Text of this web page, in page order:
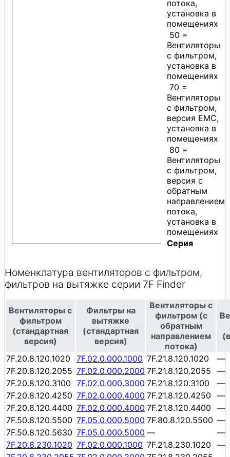
потока,
установка в
помещениях
50 =
Вентиляторы
с фильтром,
установка в
помещениях
70 =
Вентиляторы
с фильтром,
версия EMC,
установка в
помещениях
80 =
Вентиляторы
с фильтром,
версия с
обратным
направлением
потока,
установка в
помещениях
Серия
Номенклатура вентиляторов с фильтром,
фильтров на вытяжке серии 7F Finder
Вентиляторы с
фильтром
(стандартная
версия)
Фильтры на
вытяжке
(стандартная
версия)
Вентиляторы с
фильтром (с
обратным
направлением
потока)
7F.20.8.120.1020 7F.02.0.000.1000 7F.21.8.120.1020
—
7F.20.8.120.2055 7F.02.0.000.2000 7F.21.8.120.2055
—
7F.20.8.120.3100 7F.02.0.000.3000 7F.21.8.120.3100
—
7F.20.8.120.4250 7F.02.0.000.4000 7F.21.8.120.4250
—
7F.20.8.120.4400 7F.02.0.000.4000 7F.21.8.120.4400
—
7F.50.8.120.5500 7F.05.0.000.5000 7F.80.8.120.5500 —
7F.50.8.120.5630 7F.05.0.000.5000 —
—
7F.20.8.230.1020 7F.02.0.000.1000 7F.21.8.230.1020
—